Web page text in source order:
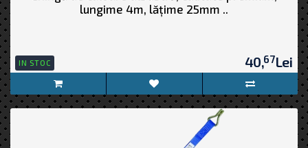
lungime 4m, lățime 25mm ..
IN STOC 40,67Lei